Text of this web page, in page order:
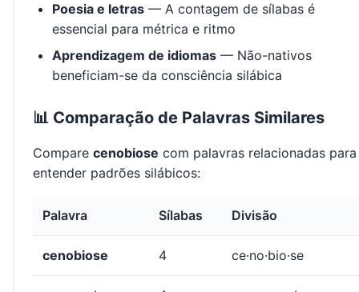
Poesia e letras — A contagem de sílabas é
essencial para métrica e ritmo
Aprendizagem de idiomas — Não-nativos
beneficiam-se da consciência silábica
📊 Comparação de Palavras Similares
Compare cenobiose com palavras relacionadas para
entender padrões silábicos:
Palavra Sílabas Divisão
cenobiose 4 ce·no·bio·se